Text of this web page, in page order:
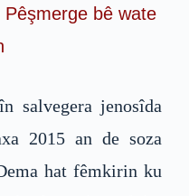
bê wate
salvegera jenosîda
2015 an de soza
hat fêmkirin ku